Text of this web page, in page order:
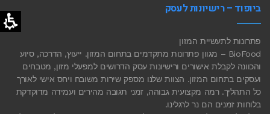
ביופוד – רישיונות לעסק
פתרונות לתעשיית המזון
BioFood – מגוון פתרונות מתקדמים בתחום המזון. ייעוץ, הדרכה, סיוע
והכוונה לקבלת אישורים ורישיונות עסק הדרושים למפעלי מזון, מטבחים
ועסקים בתחום המזון. הצוות שלנו מספק שירות משובח ויחס אישי לאורך
כל התהליך. רמה מקצועית גבוהה, זמני תגובה מהירים ועמידה מדוקדקת
בלוחות זמנים הם נר לרגלינו.